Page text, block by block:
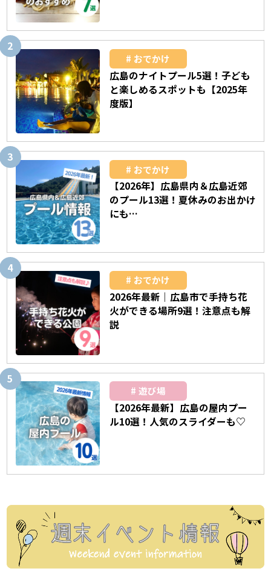
おでかけ
広島のナイトプール5選！子ども
と楽しめるスポットも【2025年
度版】
おでかけ
【2026年】広島県内＆広島近郊
のプール13選！夏休みのお出かけ
にも…
おでかけ
2026年最新｜広島市で手持ち花
火ができる場所9選！注意点も解
説
遊び場
【2026年最新】広島の屋内プー
ル10選！人気のスライダーも♡